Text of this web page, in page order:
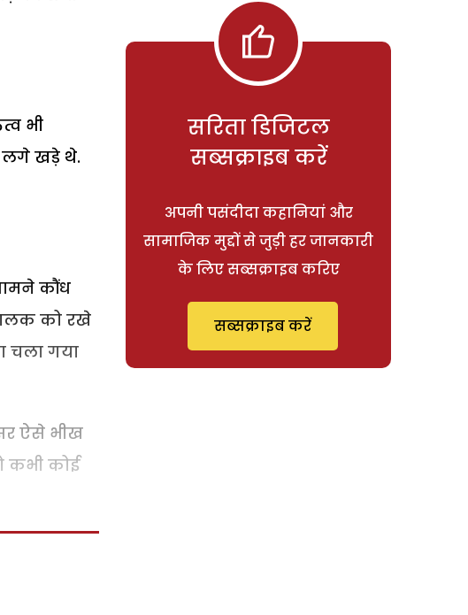
भी
लगे खड़े थे.
कौंध
को रखे
चला गया
ऐसे भीख
कभी कोई
सरिता डिजिटल
सब्सक्राइब करें
अपनी पसंदीदा कहानियां और
सामाजिक मुद्दों से जुड़ी हर जानकारी
के लिए सब्सक्राइब करिए
सब्सक्राइब करें